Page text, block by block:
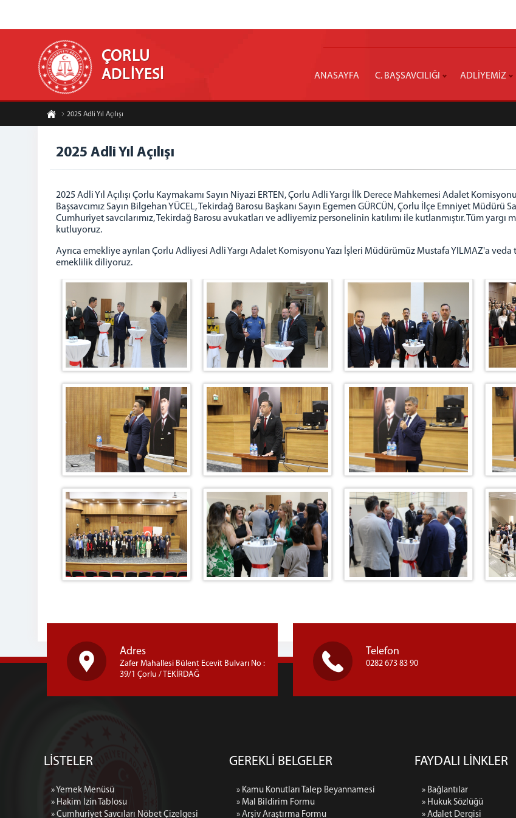
ÇORLU
ADLİYESİ ANASAYFA C. BAŞSAVCILIĞI ADLİYEMİZ
2025 Adli Yıl Açılışı
2025 Adli Yıl Açılışı
2025 Adli Yıl Açılışı Çorlu Kaymakamı Sayın Niyazi ERTEN, Çorlu Adli Yargı İlk Derece Mahkemesi Adalet
Başsavcımız Sayın Bilgehan YÜCEL, Tekirdağ Barosu Başkanı Sayın Egemen GÜRCÜN, Çorlu İlçe Emniyet
Cumhuriyet savcılarımız, Tekirdağ Barosu avukatları ve adliyemiz personelinin katılımı ile kutlanmıştır. Tüm yargı
kutluyoruz.
Ayrıca emekliye ayrılan Çorlu Adliyesi Adli Yargı Adalet Komisyonu Yazı İşleri Müdürümüz Mustafa YILMAZ'a
emeklilik diliyoruz.
Adres
Zafer Mahallesi Bülent Ecevit Bulvarı No :
39/1 Çorlu / TEKİRDAĞ
Telefon
0282 673 83 90
LİSTELER
» Yemek Menüsü
» Hakim İzin Tablosu
» Cumhuriyet Savcıları Nöbet Çizelgesi
GEREKLİ BELGELER
» Kamu Konutları Talep Beyannamesi
» Mal Bildirim Formu
» Arşiv Araştırma Formu
FAYDALI LİNKLER
» Bağlantılar
» Hukuk Sözlüğü
» Adalet Dergisi